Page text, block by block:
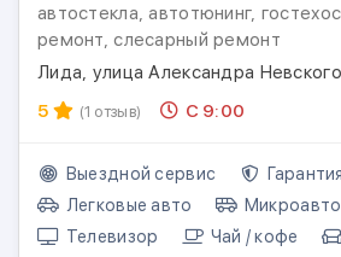
автостекла, автотюнинг,
ремонт, слесарный ремонт
Лида, улица Александра
5
(1 отзыв) С 9:00
Выездной сервис
Легковые авто
Телевизор
Чай / кофе